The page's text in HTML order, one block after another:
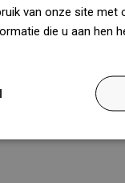
van onze site met
die u aan hen